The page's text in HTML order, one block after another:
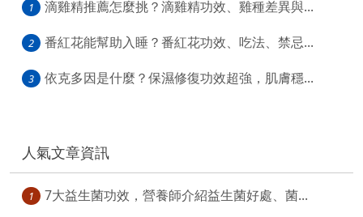
1 滴雞精推薦怎麼挑？滴雞精功效、雞種差異與...
2 番紅花能幫助入睡？番紅花功效、吃法、禁忌...
3 依克多因是什麼？保濕修復功效超強，肌膚穩...
人氣文章資訊
1 7大益生菌功效，營養師介紹益生菌好處、菌...